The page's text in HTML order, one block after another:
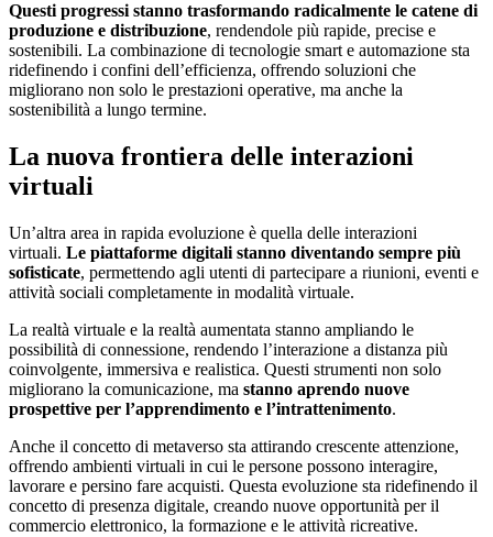
Questi progressi stanno trasformando radicalmente le catene di
produzione e distribuzione, rendendole più rapide, precise e
sostenibili. La combinazione di tecnologie smart e automazione sta
ridefinendo i confini dell’efficienza, offrendo soluzioni che
migliorano non solo le prestazioni operative, ma anche la
sostenibilità a lungo termine.
La nuova frontiera delle interazioni
virtuali
Un’altra area in rapida evoluzione è quella delle interazioni
virtuali. Le piattaforme digitali stanno diventando sempre più
sofisticate, permettendo agli utenti di partecipare a riunioni, eventi e
attività sociali completamente in modalità virtuale.
La realtà virtuale e la realtà aumentata stanno ampliando le
possibilità di connessione, rendendo l’interazione a distanza più
coinvolgente, immersiva e realistica. Questi strumenti non solo
migliorano la comunicazione, ma stanno aprendo nuove
prospettive per l’apprendimento e l’intrattenimento.
Anche il concetto di metaverso sta attirando crescente attenzione,
offrendo ambienti virtuali in cui le persone possono interagire,
lavorare e persino fare acquisti. Questa evoluzione sta ridefinendo il
concetto di presenza digitale, creando nuove opportunità per il
commercio elettronico, la formazione e le attività ricreative.